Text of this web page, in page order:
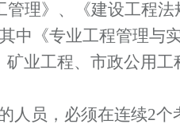
理》、《建设工程法
中《专业工程管理与实
业工程、市政公用工
人员，必须在连续2个